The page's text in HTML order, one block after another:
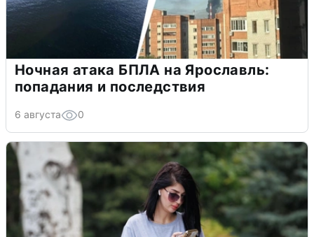
Ночная атака БПЛА на Ярославль:
попадания и последствия
6 августа 0